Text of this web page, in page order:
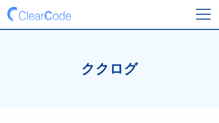
ククログ